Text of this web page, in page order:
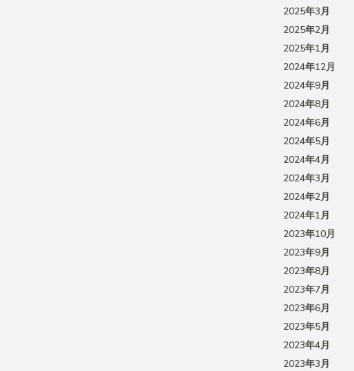
2025年3月
2025年2月
2025年1月
2024年12月
2024年9月
2024年8月
2024年6月
2024年5月
2024年4月
2024年3月
2024年2月
2024年1月
2023年10月
2023年9月
2023年8月
2023年7月
2023年6月
2023年5月
2023年4月
2023年3月